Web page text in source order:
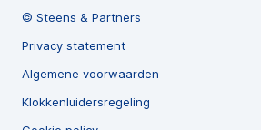
© Steens & Partners
Privacy statement
Algemene voorwaarden
Klokkenluidersregeling